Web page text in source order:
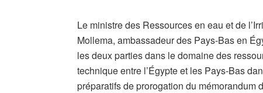
Le ministre des Ressources en eau et de
Mollema, ambassadeur des Pays-Bas en
les deux parties dans le domaine des
technique entre l’Égypte et les Pays-Bas
préparatifs de prorogation du mémorandum